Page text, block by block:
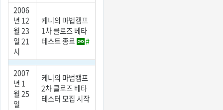
2006
년 12
월 23
일 21
시
케니의 마법캠프
1차 클로즈 베타
테스트 종료
#
2007
년 1
월 25
일
케니의 마법캠프
2차 클로즈 베타
테스터 모집 시작